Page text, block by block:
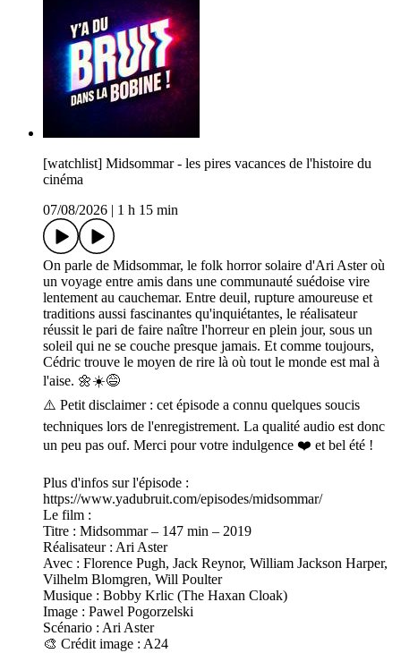
[watchlist] Midsommar - les pires vacances de l'histoire du
cinéma
07/08/2026
1 h 15 min
On parle de Midsommar, le folk horror solaire d'Ari Aster où
un voyage entre amis dans une communauté suédoise vire
lentement au cauchemar. Entre deuil, rupture amoureuse et
traditions aussi fascinantes qu'inquiétantes, le réalisateur
réussit le pari de faire naître l'horreur en plein jour, sous un
soleil qui ne se couche presque jamais. Et comme toujours,
Cédric trouve le moyen de rire là où tout le monde est mal à
l'aise. 🌼☀️😅
⚠️ Petit disclaimer : cet épisode a connu quelques soucis
techniques lors de l'enregistrement. La qualité audio est donc
un peu pas ouf. Merci pour votre indulgence ❤️ et bel été !
Plus d'infos sur l'épisode :
https://www.yadubruit.com/episodes/midsommar/
Le film :
Titre : Midsommar – 147 min – 2019
Réalisateur : Ari Aster
Avec : Florence Pugh, Jack Reynor, William Jackson Harper,
Vilhelm Blomgren, Will Poulter
Musique : Bobby Krlic (The Haxan Cloak)
Image : Pawel Pogorzelski
Scénario : Ari Aster
🎨 Crédit image : A24